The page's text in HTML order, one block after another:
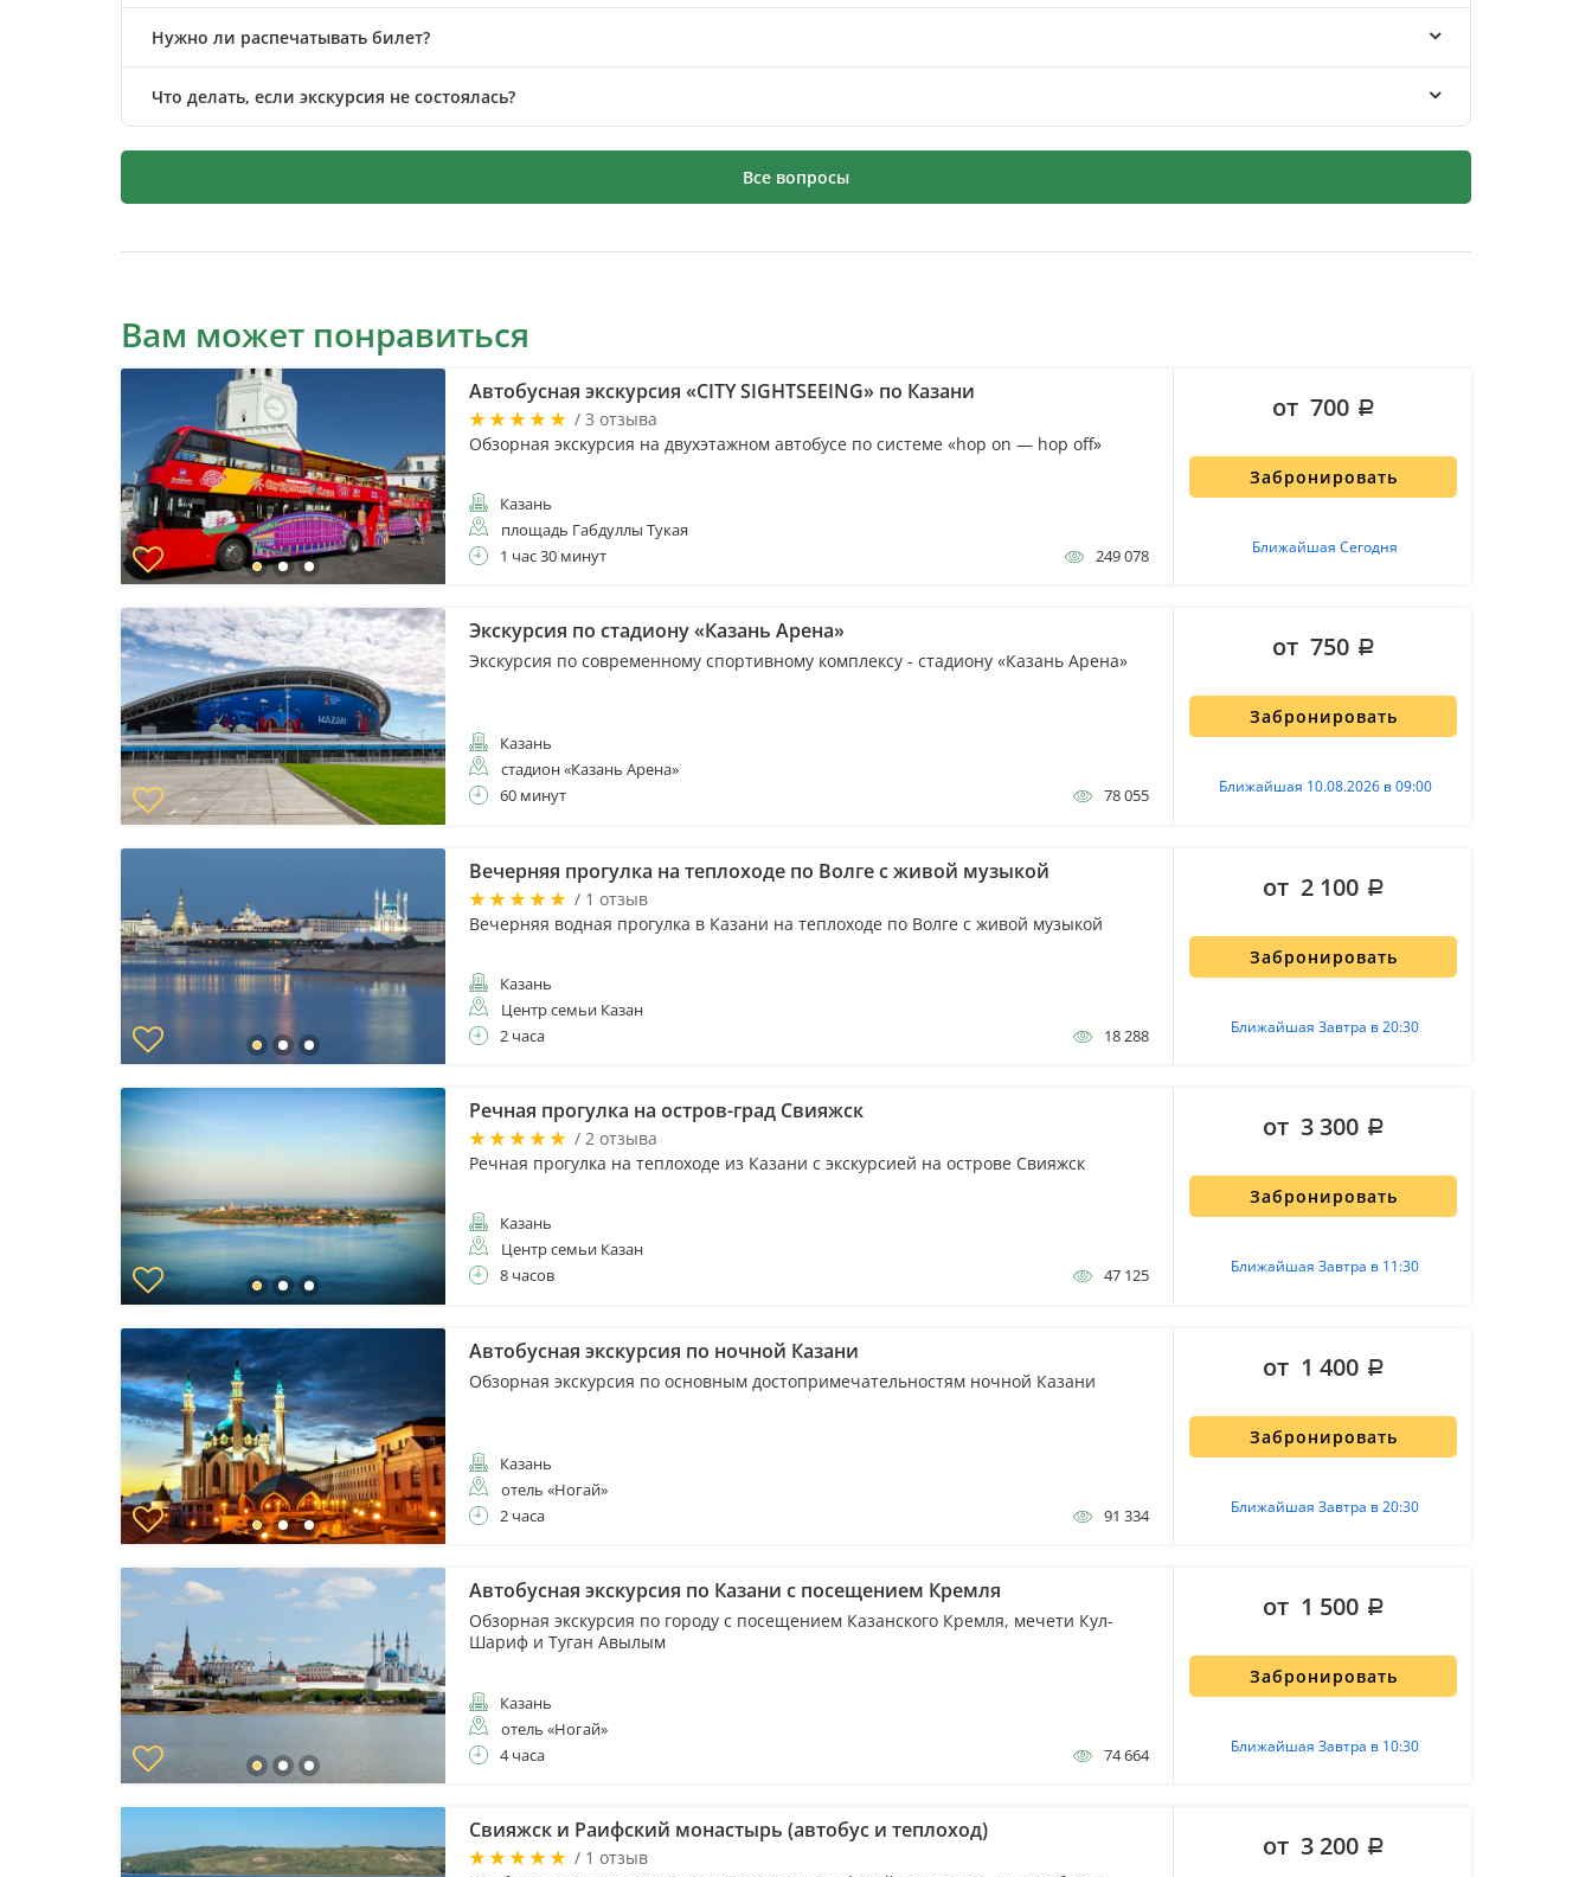
Нужно ли распечатывать билет?
Что делать, если экскурсия не состоялась?
Все вопросы
Вам может понравиться
Автобусная экскурсия «CITY SIGHTSEEING» по Казани
/ 3 отзыва
Обзорная экскурсия на двухэтажном автобусе по системе «hop on — hop off»
Казань
площадь Габдуллы Тукая
1 час 30 минут
249 078
Забронировать
Ближайшая Сегодня
от 700
Экскурсия по стадиону «Казань Арена»
Экскурсия по современному спортивному комплексу - стадиону «Казань Арена»
Казань
стадион «Казань Арена»
60 минут
78 055
Забронировать
Ближайшая 10.08.2026 в 09:00
от 750
Вечерняя прогулка на теплоходе по Волге с живой музыкой
/ 1 отзыв
Вечерняя водная прогулка в Казани на теплоходе по Волге с живой музыкой
Казань
Центр семьи Казан
2 часа
18 288
Забронировать
Ближайшая Завтра в 20:30
от 2 100
Речная прогулка на остров-град Свияжск
/ 2 отзыва
Речная прогулка на теплоходе из Казани с экскурсией на острове Свияжск
Казань
Центр семьи Казан
8 часов
47 125
Забронировать
Ближайшая Завтра в 11:30
от 3 300
Автобусная экскурсия по ночной Казани
Обзорная экскурсия по основным достопримечательностям ночной Казани
Казань
отель «Ногай»
2 часа
91 334
Забронировать
Ближайшая Завтра в 20:30
от 1 400
Автобусная экскурсия по Казани с посещением Кремля
Обзорная экскурсия по городу с посещением Казанского Кремля, мечети Кул-
Шариф и Туган Авылым
Казань
отель «Ногай»
4 часа
74 664
Забронировать
Ближайшая Завтра в 10:30
от 1 500
Свияжск и Раифский монастырь (автобус и теплоход)
/ 1 отзыв
от 3 200